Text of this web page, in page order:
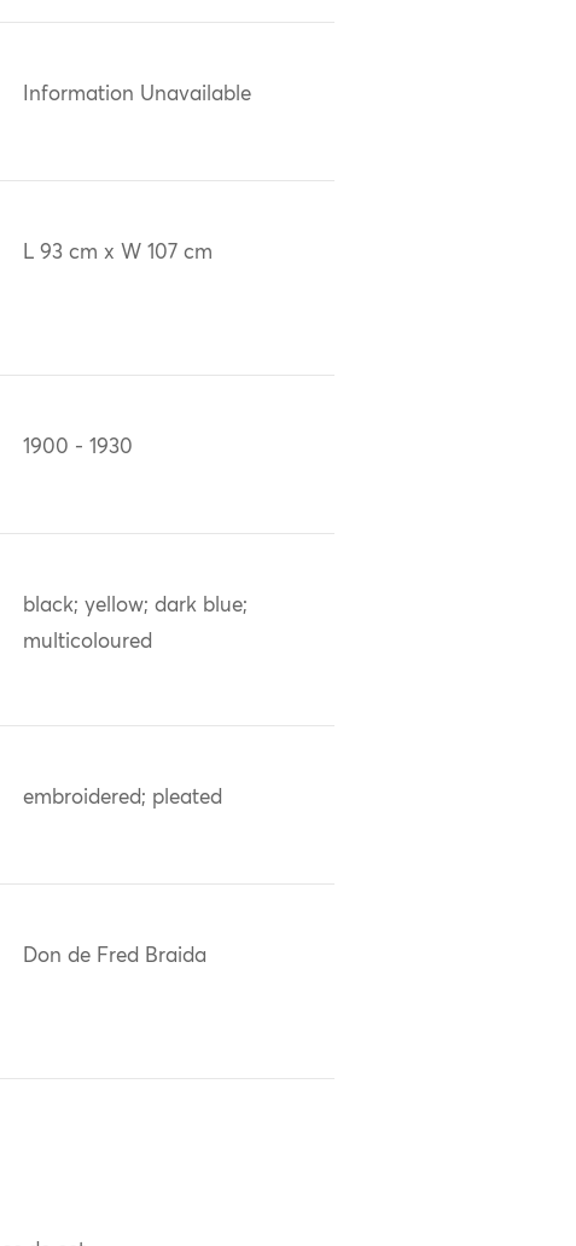
Information Unavailable
L 93 cm x W 107 cm
1900 - 1930
black; yellow; dark blue;
multicoloured
embroidered; pleated
Don de Fred Braida